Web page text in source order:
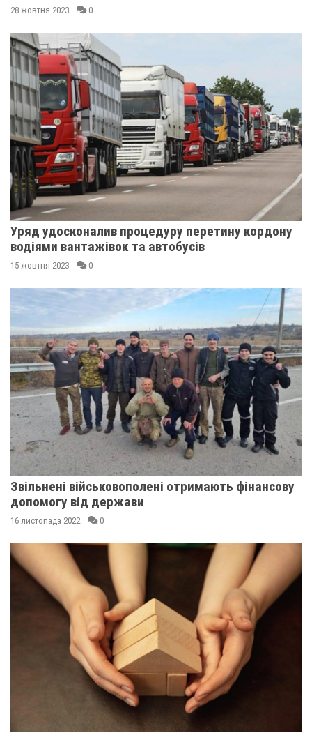
28 жовтня 2023 0
Уряд удосконалив процедуру перетину кордону
водіями вантажівок та автобусів
15 жовтня 2023 0
Звільнені військовополені отримають фінансову
допомогу від держави
16 листопада 2022 0